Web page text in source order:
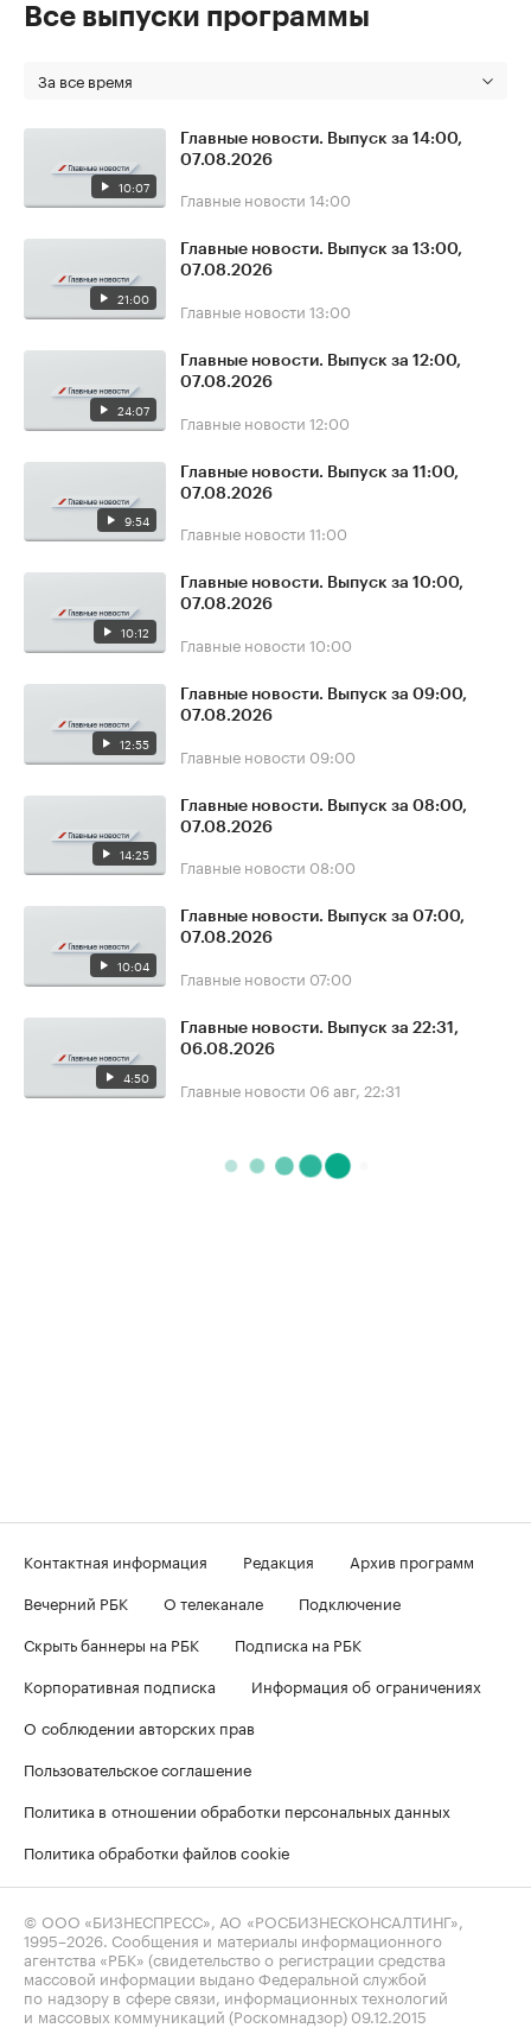
Все выпуски программы
За все время
10:07
Главные новости. Выпуск за 14:00,
07.08.2026
Главные новости 14:00
21:00
Главные новости. Выпуск за 13:00,
07.08.2026
Главные новости 13:00
24:07
Главные новости. Выпуск за 12:00,
07.08.2026
Главные новости 12:00
9:54
Главные новости. Выпуск за 11:00,
07.08.2026
Главные новости 11:00
10:12
Главные новости. Выпуск за 10:00,
07.08.2026
Главные новости 10:00
12:55
Главные новости. Выпуск за 09:00,
07.08.2026
Главные новости 09:00
14:25
Главные новости. Выпуск за 08:00,
07.08.2026
Главные новости 08:00
10:04
Главные новости. Выпуск за 07:00,
07.08.2026
Главные новости 07:00
4:50
Главные новости. Выпуск за 22:31,
06.08.2026
Главные новости 06 авг, 22:31
Контактная информация Редакция
Архив программ
Вечерний РБК
О телеканале
Подключение
Скрыть баннеры на РБК
Подписка на РБК
Корпоративная подписка
Информация об ограничениях
О соблюдении авторских прав
Пользовательское соглашение
Политика в отношении обработки персональных данных
Политика обработки файлов cookie
© ООО «БИЗНЕСПРЕСС», АО «РОСБИЗНЕСКОНСАЛТИНГ»,
1995–2026 . Сообщения и материалы информационного
агентства «РБК» (свидетельство о регистрации средства
массовой информации выдано Федеральной службой
по надзору в сфере связи, информационных технологий
и массовых коммуникаций (Роскомнадзор) 09.12.2015